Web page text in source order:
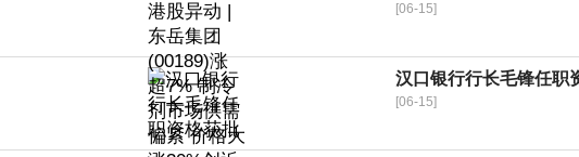
[06-15]
汉口银行行长毛锋任职
[06-15]